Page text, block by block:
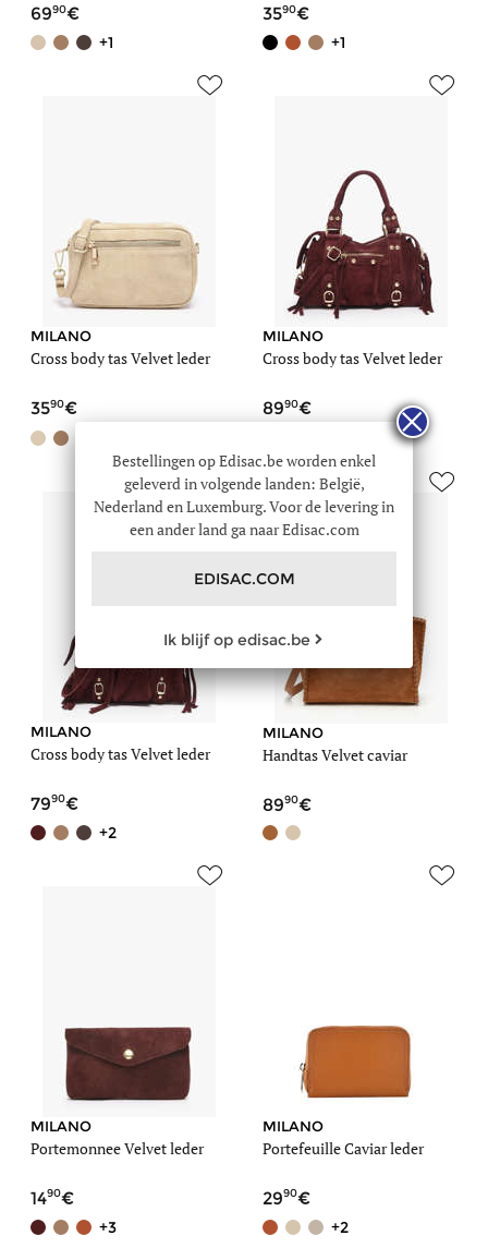
6990
+1
3590
+1
MILANO
Cross body tas Velvet leder
3590
MILANO
Cross body tas Velvet leder
8990
MILANO
Cross body tas Velvet leder
7990
+2
MILANO
Handtas Velvet caviar
8990
MILANO
Portemonnee Velvet leder
1490
+3
MILANO
Portefeuille Caviar leder
2990
+2
Bestellingen op Edisac.be worden enkel
geleverd in volgende landen: België,
Nederland en Luxemburg. Voor de levering in
een ander land ga naar Edisac.com
EDISAC.COM
Ik blijf op edisac.be